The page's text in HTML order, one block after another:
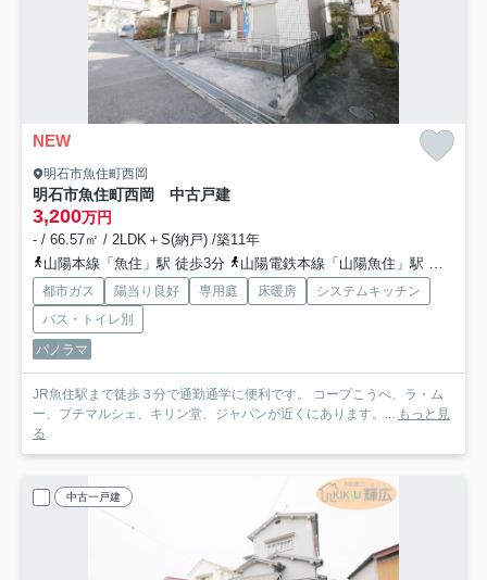
NEW
明石市魚住町西岡
明石市魚住町西岡 中古戸建
3,200万円
- / 66.57㎡ / 2LDK＋S(納戸) /築11年
山陽本線「魚住」駅 徒歩3分
山陽電鉄本線「山陽魚住」駅 徒歩13分
都市ガス 陽当り良好 専用庭 床暖房
システムキッチン
バス・トイレ別
パノラマ
JR魚住駅まで徒歩３分で通勤通学に便利です。 コープこうべ、ラ・ム
ー、プチマルシェ、キリン堂、ジャパンが近くにあります。... もっと見
る
中古一戸建